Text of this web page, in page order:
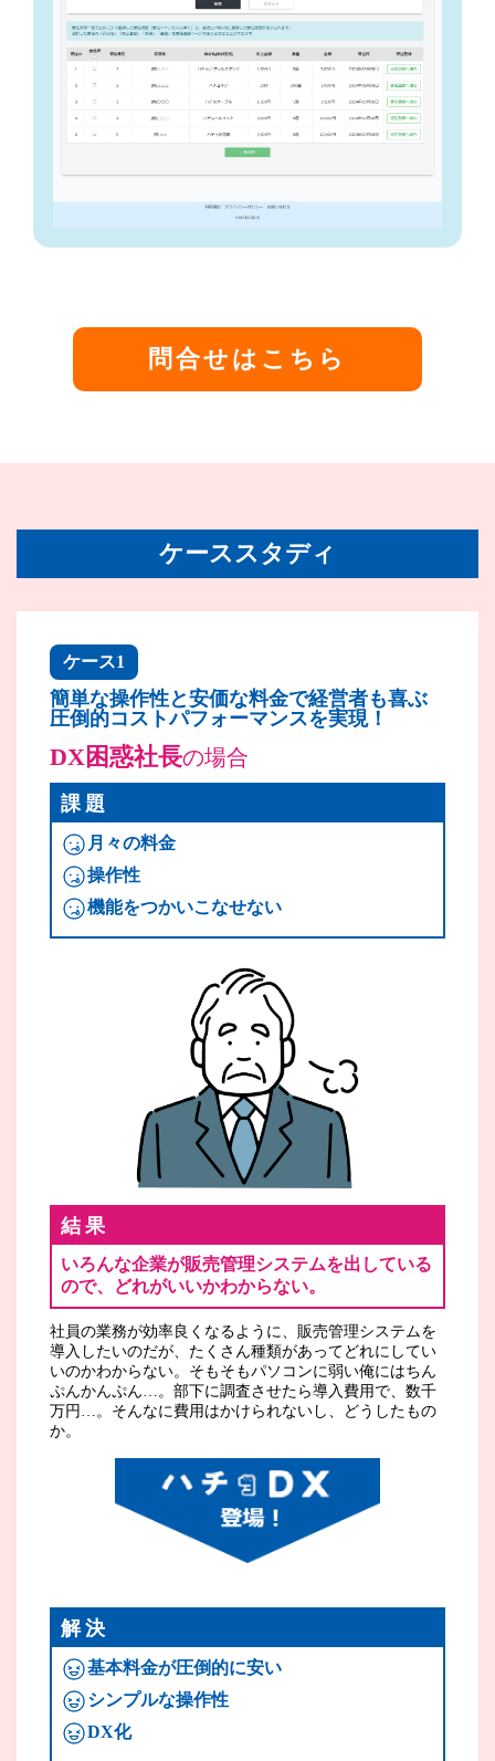
問合せはこちら
ケーススタディ
ケース1
簡単な操作性と安価な料金で経営者も喜ぶ
圧倒的コストパフォーマンスを実現！
DX困惑社長の場合
課題
月々の料金
操作性
機能をつかいこなせない
結果
いろんな企業が販売管理システムを出している
ので、どれがいいかわからない。
社員の業務が効率良くなるように、販売管理システムを
導入したいのだが、たくさん種類があってどれにしてい
いのかわからない。そもそもパソコンに弱い俺にはちん
ぷんかんぷん…。部下に調査させたら導入費用で、数千
万円…。そんなに費用はかけられないし、どうしたもの
か。
解決
基本料金が圧倒的に安い
シンプルな操作性
DX化